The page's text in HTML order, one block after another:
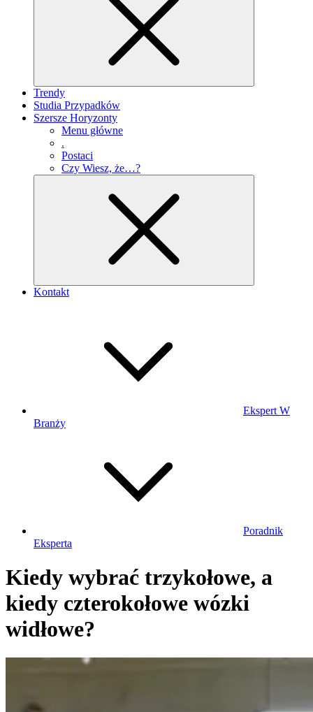
Trendy
Studia Przypadków
Szersze Horyzonty
Menu główne
.
Postaci
Czy Wiesz, że…?
Kontakt
Ekspert W
Branży
Poradnik
Eksperta
Kiedy wybrać trzykołowe, a
kiedy czterokołowe wózki
widłowe?